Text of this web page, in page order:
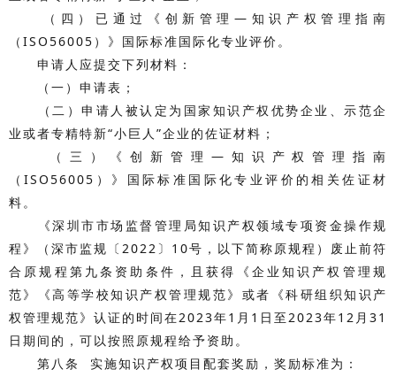
（四）已通过《创新管理—知识产权管理指南
（ISO56005）》国际标准国际化专业评价。
申请人应提交下列材料：
（一）申请表；
（二）申请人被认定为国家知识产权优势企业、示范企
业或者专精特新“小巨人”企业的佐证材料；
（三）《创新管理—知识产权管理指南
（ISO56005）》国际标准国际化专业评价的相关佐证材
料。
《深圳市市场监督管理局知识产权领域专项资金操作规
程》（深市监规〔2022〕10号，以下简称原规程）废止前符
合原规程第九条资助条件，且获得《企业知识产权管理规
范》《高等学校知识产权管理规范》或者《科研组织知识产
权管理规范》认证的时间在2023年1月1日至2023年12月31
日期间的，可以按照原规程给予资助。
第八条 实施知识产权项目配套奖励，奖励标准为：